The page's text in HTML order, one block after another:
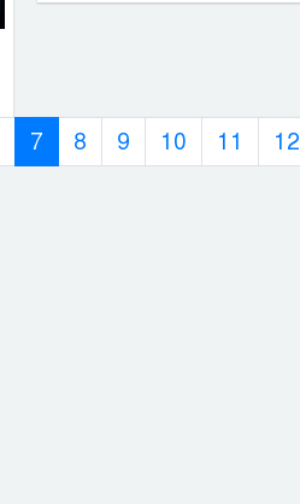
7 8 9 10 11 12